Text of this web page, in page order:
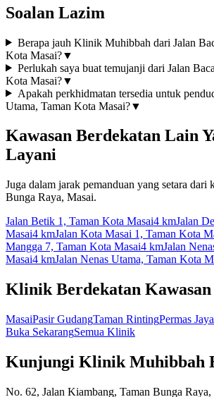
Soalan Lazim
Berapa jauh Klinik Muhibbah dari Jalan
Kota Masai?▼
Perlukah saya buat temujanji dari Jalan
Kota Masai?▼
Apakah perkhidmatan tersedia untuk
Utama, Taman Kota Masai?▼
Kawasan Berdekatan Lain
Layani
Juga dalam jarak pemanduan yang setara dari
Bunga Raya, Masai.
Jalan Betik 1, Taman Kota Masai4 kmJalan
Masai4 kmJalan Kota Masai 1, Taman Kota
Mangga 7, Taman Kota Masai4 kmJalan
Masai4 kmJalan Nenas Utama, Taman Kota
Klinik Berdekatan
MasaiPasir GudangTaman RintingPermas Jaya
Buka SekarangSemua Klinik
Kunjungi Klinik Muhibbah
No. 62, Jalan Kiambang, Taman Bunga